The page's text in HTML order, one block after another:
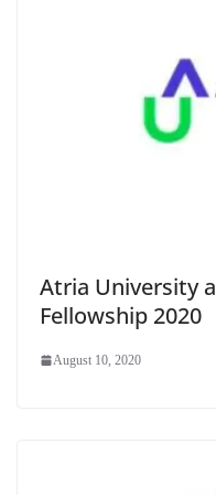
Atria University
Fellowship 2020
August 10, 2020